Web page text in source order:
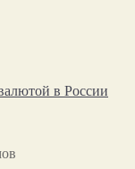
в России